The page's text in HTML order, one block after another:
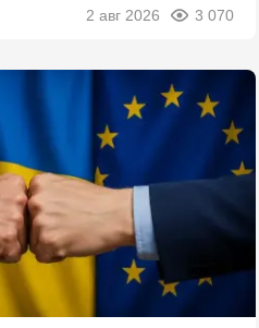
2 авг 2026 3 070